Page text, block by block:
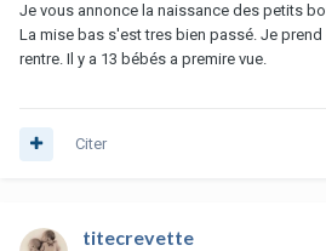
Je vous annonce la naissance des petits
La mise bas s'est tres bien passé. Je
rentre. Il y a 13 bébés a premire vue.
Citer
titecrevette